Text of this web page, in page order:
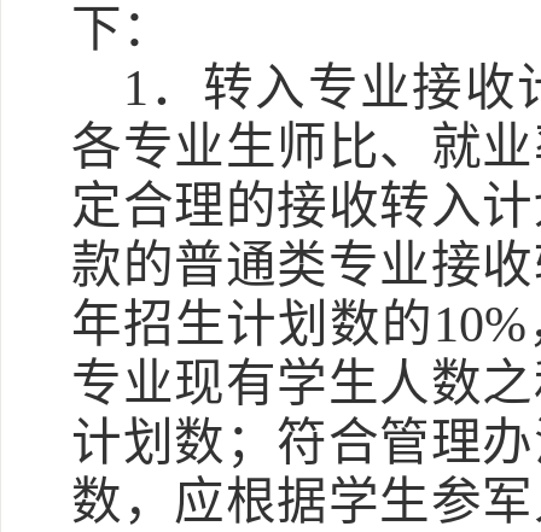
下：
1．转入专业接收
各专业生师比、就
定合理的接收转入
款的普通类专业接
年招生计划数的
专业现有学生人数
计划数；符合管理
数，应根据学生参